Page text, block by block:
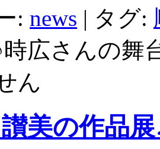
: news | タグ:
広さんの舞
ん
美の作品